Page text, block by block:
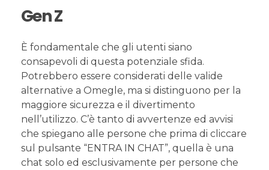
Gen Z
È fondamentale che gli utenti siano
consapevoli di questa potenziale sfida.
Potrebbero essere considerati delle valide
alternative a Omegle, ma si distinguono per la
maggiore sicurezza e il divertimento
nell’utilizzo. C’è tanto di avvertenze ed avvisi
che spiegano alle persone che prima di cliccare
sul pulsante “ENTRA IN CHAT”, quella è una
chat solo ed esclusivamente per persone che